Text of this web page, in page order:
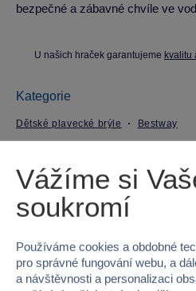
bezpečné a zábavné chvíle ve
U našich hraček garantujeme kvalitu
Kategorie
Dětské plavecké brýle Bestway
Parametry produktu
EAN
Kód produktu
Značka
Vážíme si
soukromí
Používáme cookies a obdobné
pro správné fungování webu, a
a návštěvnosti a personalizaci